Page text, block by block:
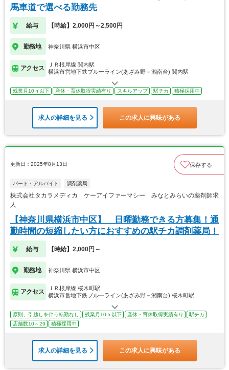
馬車道で選べる勤務先
給与 【時給】2,000円～2,500円
勤務地 神奈川県 横浜市中区
アクセス
ＪＲ根岸線 関内駅
横浜市営地下鉄ブルーライン(あざみ野－湘南台) 関内駅
残業月10ｈ以下 産休・育休取得実績有り スキルアップ 駅チカ 積極採用中
求人の詳細を見る この求人に興味がある
更新日：2025年8月13日 保存する
パート・アルバイト 調剤薬局
株式会社タカラメディカ ケーアイファーマシー みなとみらいの薬剤師求
人
【神奈川県横浜市中区】 日曜勤務できる方募集！通
勤時間の短縮したい方におすすめの駅チカ調剤薬局！
給与 【時給】2,000円～
勤務地 神奈川県 横浜市中区
アクセス
ＪＲ根岸線 桜木町駅
横浜市営地下鉄ブルーライン(あざみ野－湘南台) 桜木町駅
原則、引越しを伴う転勤なし 残業月10ｈ以下 産休・育休取得実績有り
駅チカ
店舗数10～29
積極採用中
求人の詳細を見る この求人に興味がある